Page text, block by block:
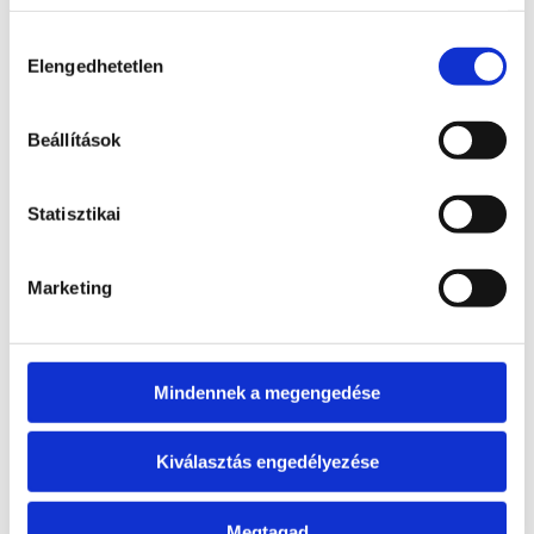
kiválasztása
Elengedhetetlen
Beállítások
Statisztikai
Marketing
Mindennek a megengedése
Kiválasztás engedélyezése
Anyag: hegyikristály ásvány
Díszítés: arany színű „Here lies my last
dísztárgy
Kapcsolódó termékek
Érdekelhetnek még…
Kapcsolódó termékek